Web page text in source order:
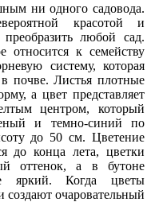
ни одного садовода.
красотой и
любой сад.
относится к семейству
систему, которая
почве. Листья плотные
а цвет представляет
центром, который
и темно-синий по
до 50 см. Цветение
до конца лета, цветки
оттенок, а в бутоне
яркий. Когда цветы
создают очаровательный